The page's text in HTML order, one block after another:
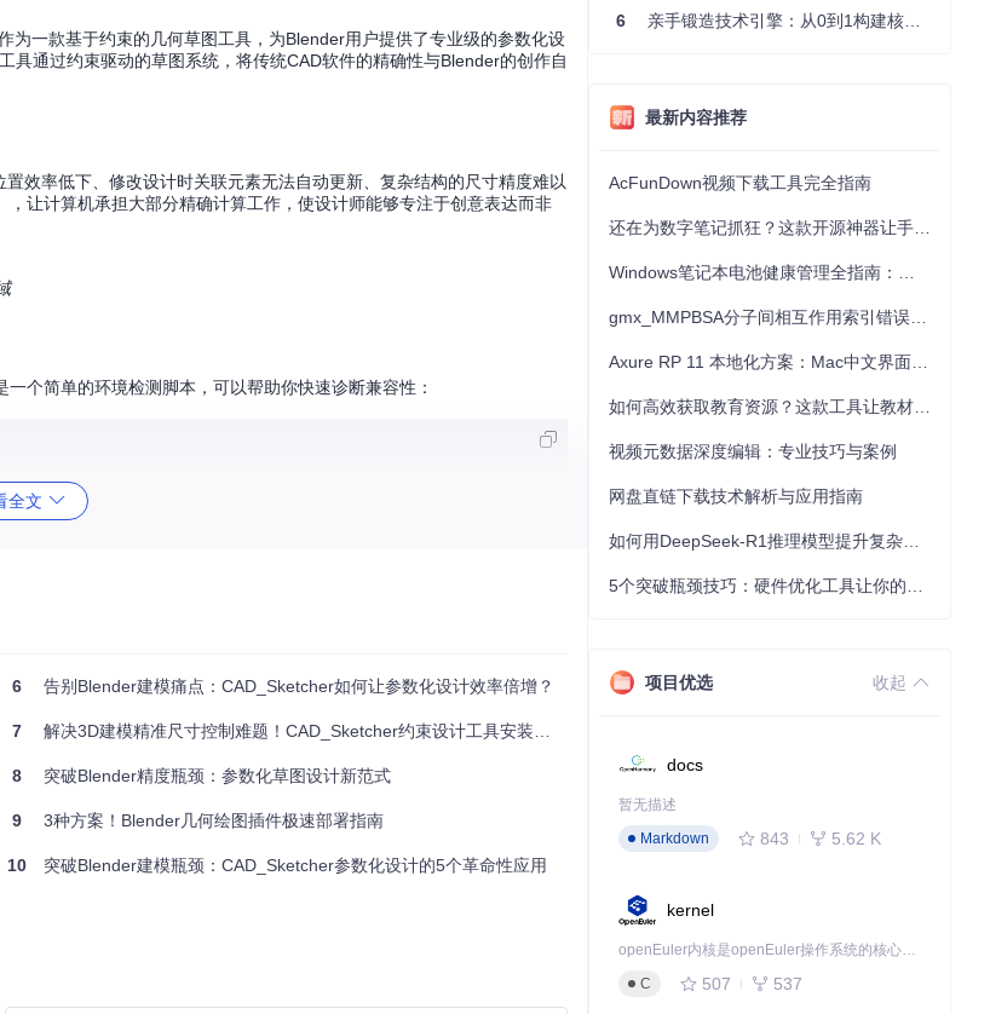
一款基于约束的几何草图工具，为Blender用户提供了专业级的参数化设
通过约束驱动的草图系统，将传统CAD软件的精确性与Blender的创作自
效率低下、修改设计时关联元素无法自动更新、复杂结构的尺寸精度难以
让计算机承担大部分精确计算工作，使设计师能够专注于创意表达而非
个简单的环境检测脚本，可以帮助你快速诊断兼容性：
，接着进入编辑 > 偏好设置 > 扩展，然后点击右上角"安装"按钮，
全文
6 告别Blender建模痛点：CAD_Sketcher如何让参数化设计效率倍增？
7 解决3D建模精准尺寸控制难题！CAD_Sketcher约束设计工具安装指南
8 突破Blender精度瓶颈：参数化草图设计新范式
9 3种方案！Blender几何绘图插件极速部署指南
10 突破Blender建模瓶颈：CAD_Sketcher参数化设计的5个革命性应用
6 亲手锻造技术引擎：从0到1构建核心系统的实践指南
最新内容推荐
AcFunDown视频下载工具完全指南
视频元数据深度编辑：专业技巧与案例
网盘直链下载技术解析与应用指南
项目优选 收起
docs
暂无描述
Markdown
843 5.62 K
kernel
openEuler内核是openEuler操作系统的核心，既是系统性能与稳定性的基石，也是连接处理器、设备与服务的桥梁。
C
507 537